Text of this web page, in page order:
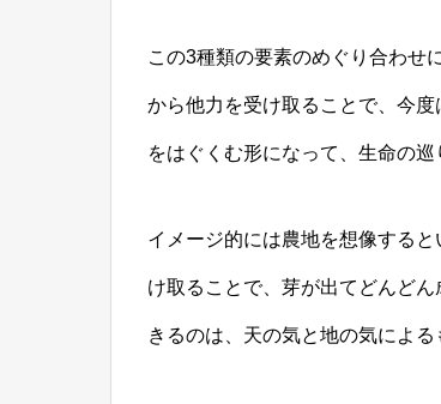
この3種類の要素のめぐり合わせ
から他力を受け取ることで、今
をはぐくむ形になって、生命の巡
イメージ的には農地を想像する
け取ることで、芽が出てどんど
きるのは、天の気と地の気による